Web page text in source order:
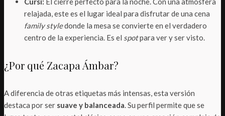
relajada, este es el lugar ideal para disfrutar de una cena
family styledonde la mesa se convierte en el verdadero
centro de la experiencia. Es el spotpara ver y ser visto.
¿Por qué Zacapa Ámbar?
A diferencia de otras etiquetas más intensas, esta versión
destaca por ser suave y balanceada . Su perfil permite que se